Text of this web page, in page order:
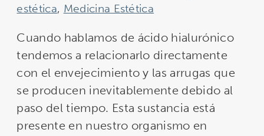
estética, Medicina Estética
Cuando hablamos de ácido hialurónico
tendemos a relacionarlo directamente
con el envejecimiento y las arrugas que
se producen inevitablemente debido al
paso del tiempo. Esta sustancia está
presente en nuestro organismo en